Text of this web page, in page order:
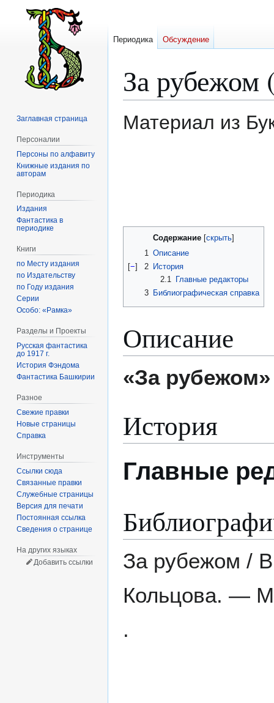
За рубежом
Материал из
Содержание
1 Описание
[−] 2
История
2.1
Главные редакторы
3
Библиографическая справка
Описание
«За рубежом»
История
Главные
За рубежом /
Кольцова. —
.
Периодика Обсуждение
Заглавная страница
Персоналии
Персоны по алфавиту
Книжные издания по
авторам
Периодика
Издания
Фантастика в
периодике
Книги
по Месту издания
по Издательству
по Году издания
Серии
Особо: «Рамка»
Разделы и Проекты
Русская фантастика
до 1917 г.
История Фэндома
Фантастика Башкирии
Разное
Свежие правки
Новые страницы
Справка
Инструменты
Ссылки сюда
Связанные правки
Служебные страницы
Версия для печати
Постоянная ссылка
Сведения о странице
На других языках
Добавить ссылки